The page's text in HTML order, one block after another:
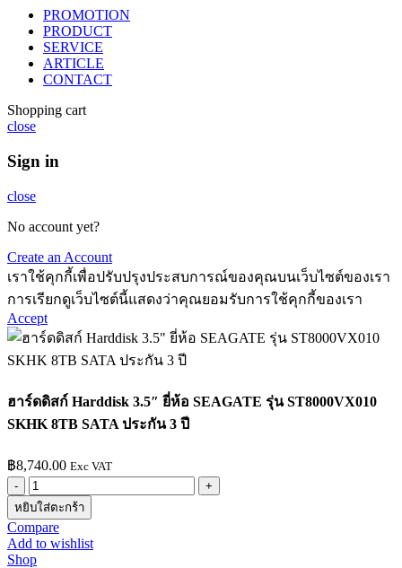
PROMOTION
PRODUCT
SERVICE
ARTICLE
CONTACT
Shopping cart
close
Sign in
close
No account yet?
Create an Account
เราใช้คุกกี้เพื่อปรับปรุงประสบการณ์ของคุณบนเว็บไซต์ของเรา
การเรียกดูเว็บไซต์นี้แสดงว่าคุณยอมรับการใช้คุกกี้ของเรา
Accept
ฮาร์ดดิสก์ Harddisk 3.5″ ยี่ห้อ SEAGATE รุ่น ST8000VX010
SKHK 8TB SATA ประกัน 3 ปี
฿8,740.00 Exc VAT
จำนวน
ฮาร์ดดิสก์
Harddisk
3.5"
ยี่ห้อ
หยิบใส่ตะกร้า
Compare
Add to wishlist
Shop